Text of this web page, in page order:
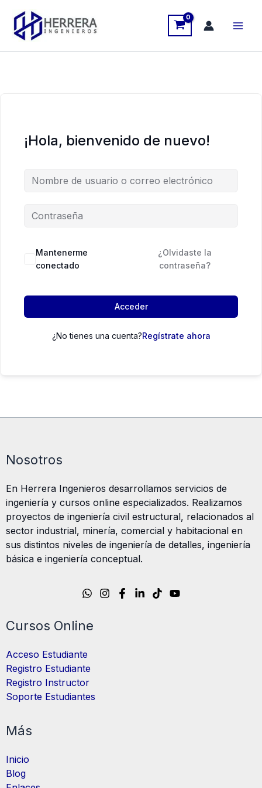
contenido
¡Hola, bienvenido de nuevo!
Mantenerme
conectado
¿Olvidaste la
contraseña?
Acceder
¿No tienes una cuenta?Regístrate ahora
Nosotros
En Herrera Ingenieros desarrollamos servicios de
ingeniería y cursos online especializados. Realizamos
proyectos de ingeniería civil estructural, relacionados al
sector industrial, minería, comercial y habitacional en
sus distintos niveles de ingeniería de detalles, ingeniería
básica e ingeniería conceptual.
Cursos Online
Acceso Estudiante
Registro Estudiante
Registro Instructor
Soporte Estudiantes
Más
Inicio
Blog